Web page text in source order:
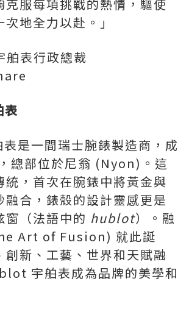
克服每項挑戰的熱情，驅使
地全力以赴。」
表行政總裁
是一間瑞士腕錶製造商，成
總部位於尼翁 (Nyon)。這
統，首次在腕錶中將黃金與
融合，錶殼的設計靈感更是
窗（法語中的 hublot）。融
Art of Fusion) 就此誕
創新、工藝、世界和天賦融
宇舶表成為品牌的美學和